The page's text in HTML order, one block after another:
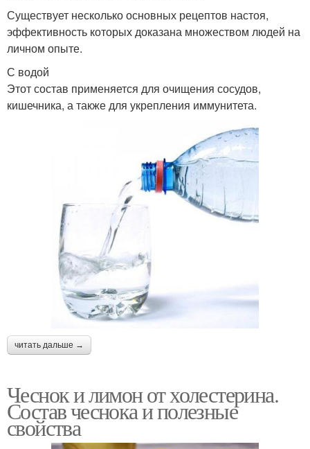
Существует несколько основных рецептов настоя,
эффективность которых доказана множеством людей на
личном опыте.
С водой
Этот состав применяется для очищения сосудов,
кишечника, а также для укрепления иммунитета.
читать дальше →
Чеснок и лимон от холестерина.
Состав чеснока и полезные
свойства